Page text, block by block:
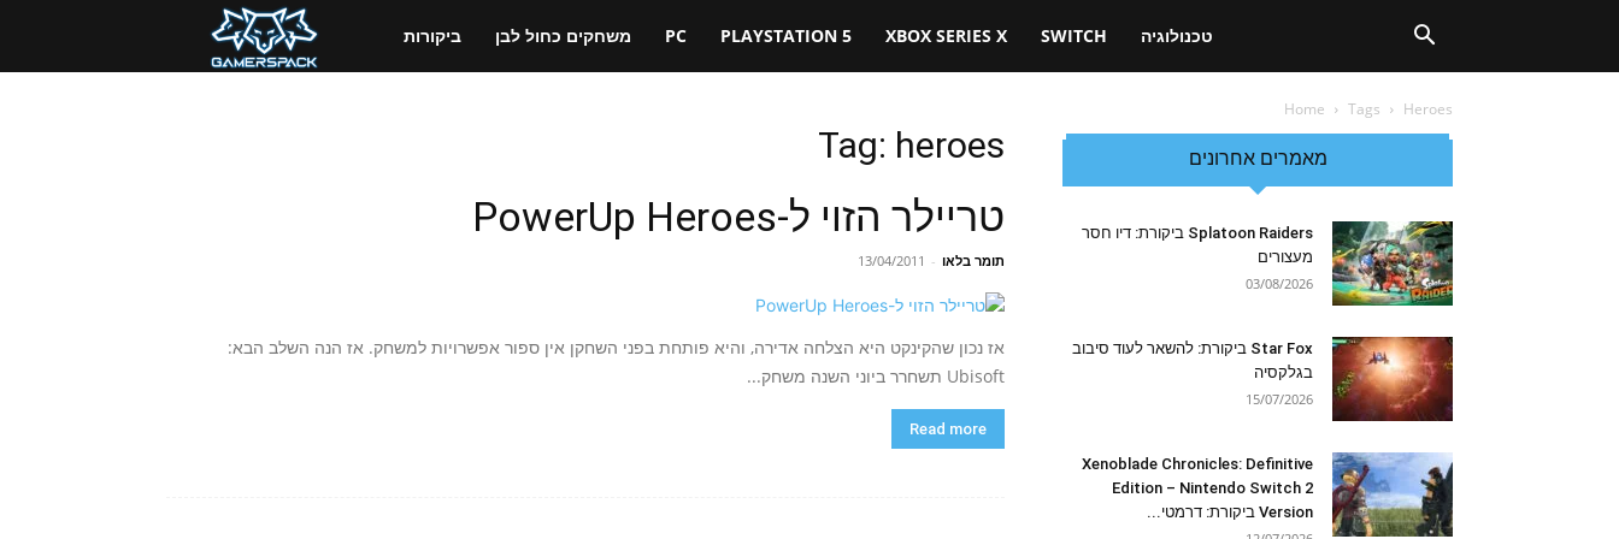
ביקורות משחקים כחול לבן PC PLAYSTATION 5 XBOX SERIES X SWITCH טכנולוגיה
Home Tags Heroes
Tag: heroes
טריילר הזוי ל-PowerUp Heroes
תומר בלאו -
13/04/2011
אז נכון שהקינקט היא הצלחה אדירה, והיא פותחת בפני השחקן אין ספור אפשרויות למשחק. אז הנה השלב הבא:
Ubisoft תשחרר ביוני השנה משחק...
Read more
מאמרים אחרונים
Splatoon Raiders ביקורת: דיו חסר
מעצורים
03/08/2026
Star Fox ביקורת: להשאר לעוד סיבוב
בגלקסיה
15/07/2026
Xenoblade Chronicles: Definitive
Edition – Nintendo Switch 2
Version ביקורת: דרמטי...